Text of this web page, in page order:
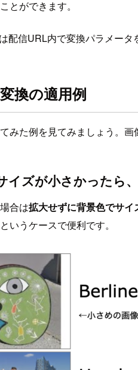
とができます。
配信URL内で変換パラメータ
換の適用例
みた例を見てみましょう。画
イズが小さかったら
合は拡大せずに背景色でサイ
いうケースで便利です。